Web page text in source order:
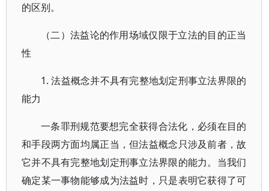
的区别。
（二）法益论的作用场域仅限于立法的目的正当
性
1. 法益概念并不具有完整地划定刑事立法界限的
能力
一条罪刑规范要想完全获得合法化，必须在目的
和手段两方面均属正当，但法益概念只涉及前者，故
它并不具有完整地划定刑事立法界限的能力。当我们
确定某一事物能够成为法益时，只是表明它获得了可